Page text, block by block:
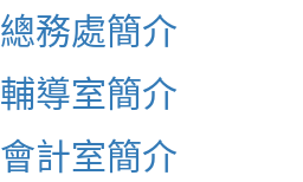
總務處簡介
輔導室簡介
會計室簡介